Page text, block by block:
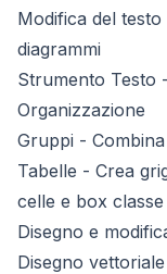
Modifica del testo
diagrammi
Strumento Testo
Organizzazione
Gruppi -
Tabelle - Crea
celle e box
Disegno e
Disegno vettoriale